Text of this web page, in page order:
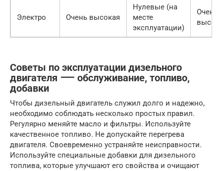
Электро Очень высокая
Нулевые (на
месте
эксплуатации)
Очень
Советы по эксплуатации дизельного
двигателя ⸺ обслуживание, топливо,
добавки
Чтобы дизельный двигатель служил долго и надежно,
необходимо соблюдать несколько простых правил.
Регулярно меняйте масло и фильтры. Используйте
качественное топливо. Не допускайте перегрева
двигателя. Своевременно устраняйте неисправности.
Используйте специальные добавки для дизельного
топлива, которые улучшают его свойства и очищают